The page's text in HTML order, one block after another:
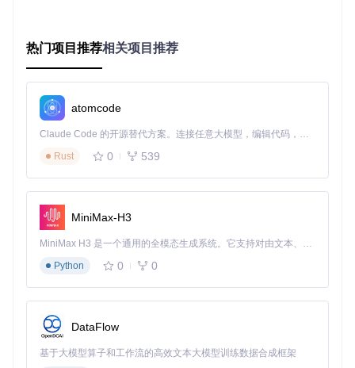
自动化工具链获取
集成gettools
器的目录结构，自动下载匹配当前macOS版本的darwin.
iso（VMware Tools安装镜像），解决驱动兼容性问题。
技术原理示意图
底层兼容性分析
解决方案的核心在于对VMware内部架构的深度理解：
二进制修补技术
修改关键代码段。例如在
函数，能够识别并修改ELF文件中的重定位表项，实现函数
Apple SMC芯片的响应行为。代码中使用ROT13加密算法
处理密钥数据，既保证了安全性又实现了平台无关性。
套核心逻辑在Windows和Linux平台的无缝移植。例如
热门项目推荐相关项目推荐
atomcode
Claude Code 的开源替代方案。连接任意大模型，编辑代码，运行命令，自动验证 — 全自动执行。用 Rust 构建，极致性能。 ｜ An open-source alternative to Claude Code. Connect any LLM, edit code, run commands, and verify changes — autonomously. Built in Rust for speed. Get Started
Rust
0 539
MiniMax-H3
MiniMax H3 是一个通用的全模态生成系统。它支持对由文本、图像、视频和音频组成的多模态上下文进行统一理解，并能生成分辨率高达 2K、时长可达 15 秒的带原生立体声音频的视频。得益于面向任务泛化的系统设计，H3 在预训练阶段就已具备广泛的多模态上下文理解与生成能力，能够出色地执行复杂的多模态指令。
Python
0 0
DataFlow
基于大模型算子和工作流的高效文本大模型训练数据合成框架